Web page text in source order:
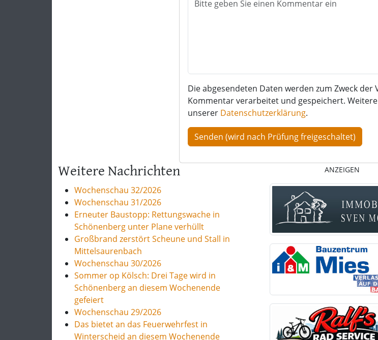
Die abgesendeten Daten werden zum Zweck der
Kommentar verarbeitet und gespeichert.
unserer Datenschutzerklärung.
Weitere Nachrichten
Wochenschau 32/2026
Wochenschau 31/2026
Erneuter Baustopp: Rettungswache in
Schönenberg unter Plane verhüllt
Großbrand zerstört Scheune und Stall in
Mittelsaurenbach
Wochenschau 30/2026
Sommer op Kölsch: Drei Tage wird in
Schönenberg an diesem Wochenende
gefeiert
Wochenschau 29/2026
Das bietet an das Feuerwehrfest in
Winterscheid an diesem Wochenende
ANZEIGEN